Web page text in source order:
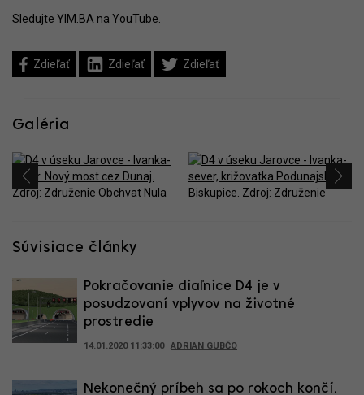
Sledujte YIM.BA na YouTube.
Zdieľať Zdieľať Zdieľať
Galéria
Súvisiace články
Pokračovanie diaľnice D4 je v
posudzovaní vplyvov na životné
prostredie
14.01.2020 11:33:00 ADRIAN GUBČO
Nekonečný príbeh sa po rokoch končí.